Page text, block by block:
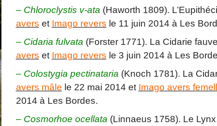
– Chloroclystis v-ata (Haworth 1809).
avers et Imago revers le 11 juin 2014 à Les
– Cidaria fulvata (Forster 1771). La Cidarie
avers et Imago revers le 3 juin 2014 à Les
– Colostygia pectinataria (Knoch 1781). La
avers mâle le 22 mai 2014 et Imago avers
2014 à Les Bordes.
– Cosmorhoe ocellata (Linnaeus 1758). Le